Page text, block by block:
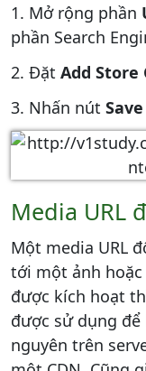
1. Mở rộng phần
phần Search
2. Đặt Add Store
3. Nhấn nút
Media URL
Một media URL
tới một ảnh
được kích hoạt
được sử dụng
nguyên trên